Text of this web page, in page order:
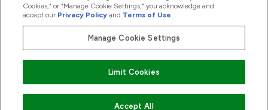
2026 The Hut.com Ltd
Cookies," or "Manage Cookie Settings," you acknowledge and
accept our Privacy Policy and Terms of Use.
Manage Cookie Settings
Limit Cookies
Accept All